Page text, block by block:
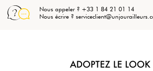
Nous appeler ? +33 1 84 21 01 14
Nous écrire ?
ADOPTEZ LE LOOK